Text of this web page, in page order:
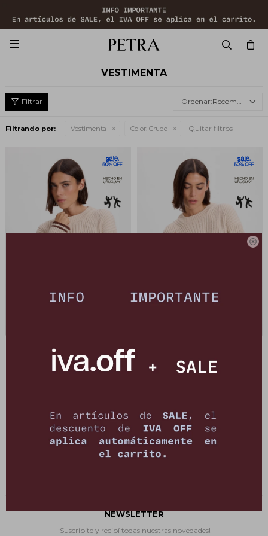


VESTIMENTA
Recomendados
Filtrando por: Vestimenta Color: Crudo Quitar filtros
Sweater Skin - Crudo
2.995 $ 5.990 2.995 $ 5.990
PETRA STORE
27141061 - 099 747 832
21 de setiembre 2895, Montevideo
NEWSLETTER
¡Suscribite y recibí todas nuestras novedades!